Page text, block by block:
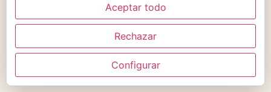
Museo del Tarot puede recibir una comisión por compras
realizadas desde algunos enlaces, sin coste adicional
Aceptar todo
Rechazar
Configurar